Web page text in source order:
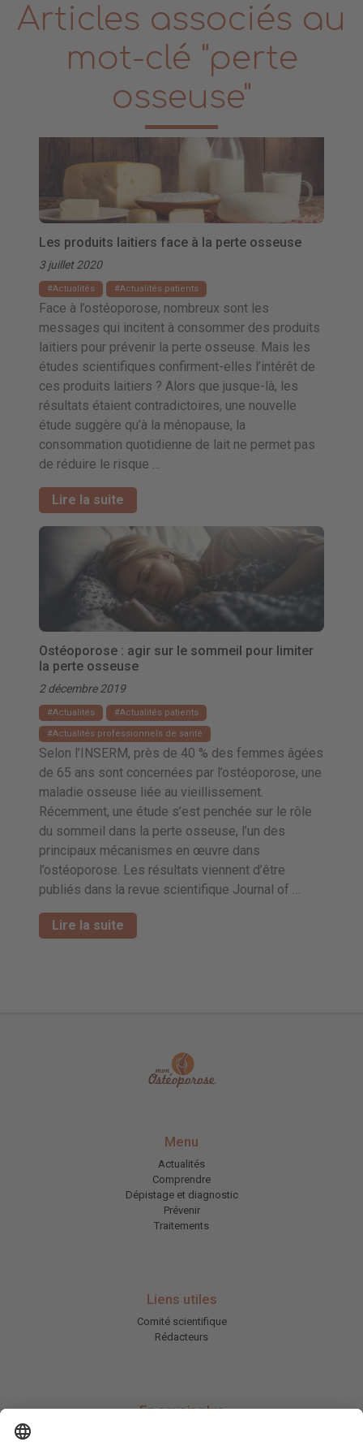
Articles associés au
mot-clé "perte
osseuse"
Les produits laitiers face à la perte osseuse
3 juillet 2020
Actualités Actualités patients
Face à l’ostéoporose, nombreux sont les
messages qui incitent à consommer des produits
laitiers pour prévenir la perte osseuse. Mais les
études scientifiques confirment-elles l’intérêt de
ces produits laitiers ? Alors que jusque-là, les
résultats étaient contradictoires, une nouvelle
étude suggère qu’à la ménopause, la
consommation quotidienne de lait ne permet pas
de réduire le risque …
Lire la suite
Ostéoporose : agir sur le sommeil pour limiter
la perte osseuse
2 décembre 2019
Actualités
Actualités patients
Actualités professionnels de santé
Selon l’INSERM, près de 40 % des femmes âgées
de 65 ans sont concernées par l’ostéoporose, une
maladie osseuse liée au vieillissement.
Récemment, une étude s’est penchée sur le rôle
du sommeil dans la perte osseuse, l’un des
principaux mécanismes en œuvre dans
l’ostéoporose. Les résultats viennent d’être
publiés dans la revue scientifique Journal of …
Lire la suite
Menu
Actualités
Comprendre
Dépistage et diagnostic
Prévenir
Traitements
Liens utiles
Comité scientifique
Rédacteurs
En savoir plus